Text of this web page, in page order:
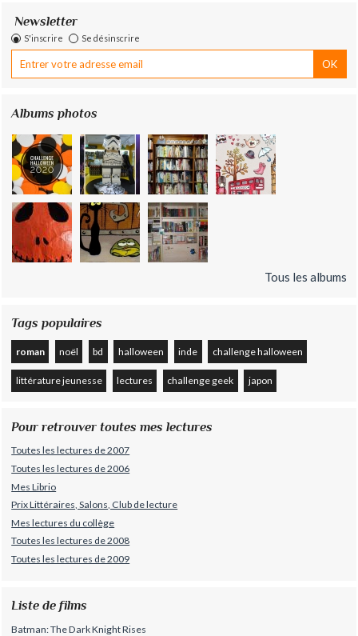
Newsletter
S'inscrire Se désinscrire
Albums photos
Tous les albums
Tags populaires
roman noël bd halloween inde challenge halloween
littérature jeunesse lectures challenge geek japon
Pour retrouver toutes mes lectures
Toutes les lectures de 2007
Toutes les lectures de 2006
Mes Librio
Prix Littéraires, Salons, Club de lecture
Mes lectures du collège
Toutes les lectures de 2008
Toutes les lectures de 2009
Liste de films
Batman: The Dark Knight Rises